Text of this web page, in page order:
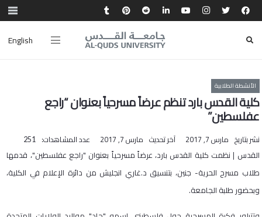
English
الأنشطة الطلابية
كلية القدس بارد تنظم عرضاً مسرحياً بعنوان “راجع
عفلسطين”
نشر بتاريخ مارس 7, 2017 آخر تحديث مارس 7, 2017 عدد المشاهدات: 251
القدس | نظمت كلية القدس بارد، عرضاً مسرحياً بعنوان "راجع عفلسطين"، قدمها
طلاب مسرح الحرية- جنين، بتنسيق د.غاري انجليش من دائرة الإعلام في الكلية،
وبحضور طلبة الجامعة.